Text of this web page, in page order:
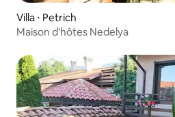
Villa ⋅ Petrich
Maison d'hôtes Nedelya